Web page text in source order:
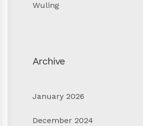
Wuling
Archive
January 2026
December 2024